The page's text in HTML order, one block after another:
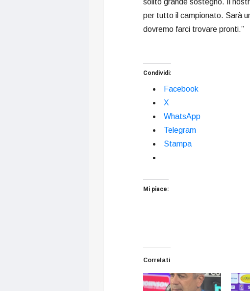
per tutto il campionato. Sarà
dovremo farci trovare pronti.”
Condividi:
Facebook
X
WhatsApp
Telegram
Stampa
Mi piace:
Correlati